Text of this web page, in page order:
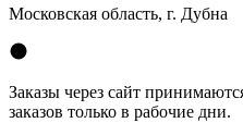
Московская область, г. Дубна
Заказы через сайт
заказов только в рабочие дни.